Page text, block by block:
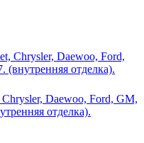
Daewoo, Ford, GM,
отделка).